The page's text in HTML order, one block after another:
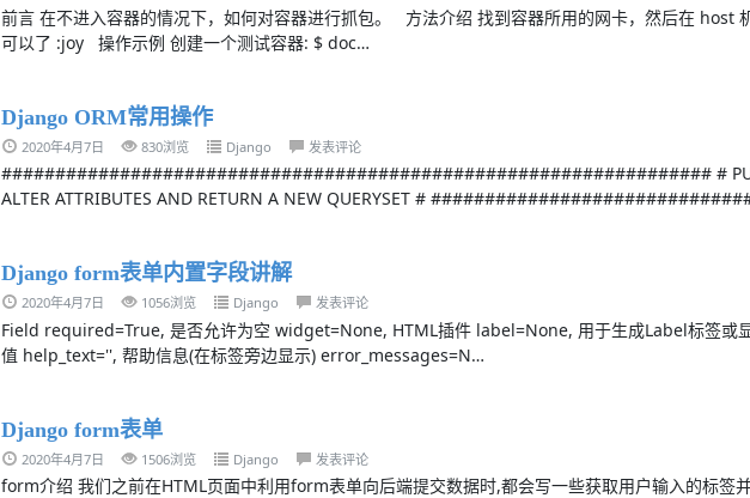
前言 在不进入容器的情况下，如何对容器进行抓包。 方法介绍 找到容器所用的网卡，然后在 host
可以了 :joy 操作示例 创建一个测试容器: $ doc…
Django ORM常用操作
2020年4月7日 830浏览 Django 发表评论
################################################################## #
ALTER ATTRIBUTES AND RETURN A NEW QUERYSET #
Django form表单内置字段讲解
2020年4月7日 1056浏览 Django 发表评论
Field required=True, 是否允许为空 widget=None, HTML插件 label=None, 用于生成Label标签或
值 help_text='', 帮助信息(在标签旁边显示) error_messages=N…
Django form表单
2020年4月7日 1506浏览 Django 发表评论
form介绍 我们之前在HTML页面中利用form表单向后端提交数据时,都会写一些获取用户输入的标签